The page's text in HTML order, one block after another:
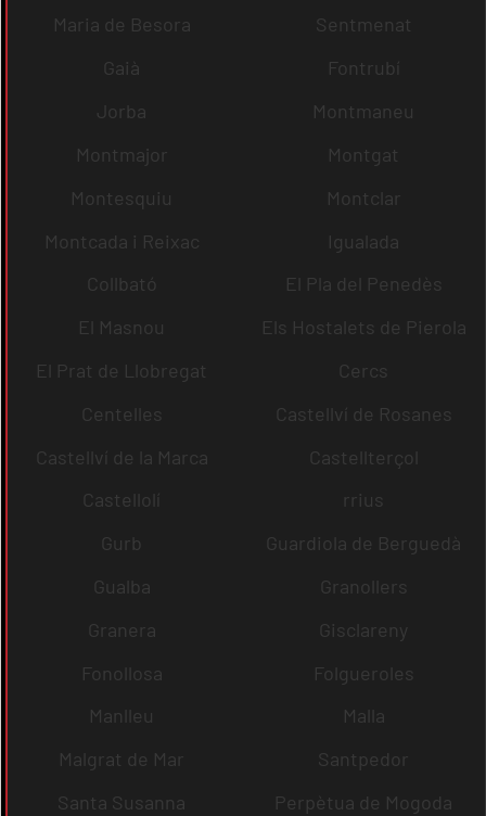
Maria de Besora
Sentmenat
Gaià
Fontrubí
Jorba
Montmaneu
Montmajor
Montgat
Montesquiu
Montclar
Montcada i Reixac
Igualada
Collbató
El Pla del Penedès
El Masnou
Els Hostalets de Pierola
El Prat de Llobregat
Cercs
Centelles
Castellví de Rosanes
Castellví de la Marca
Castellterçol
Castellolí
rrius
Gurb
Guardiola de Berguedà
Gualba
Granollers
Granera
Gisclareny
Fonollosa
Folgueroles
Manlleu
Malla
Malgrat de Mar
Santpedor
Santa Susanna
Perpètua de Mogoda